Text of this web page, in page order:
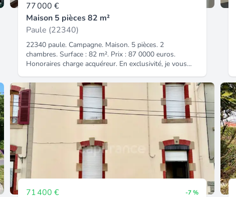
77 000 €
Maison 5 pièces 82 m²
Paule (22340)
22340 paule. Campagne. Maison. 5 pièces. 2
chambres. Surface : 82 m². Prix : 87 0000 euros.
Honoraires charge acquéreur. En exclusivité, je vous
ardoises avec son jardin, sans vis à vis malgré sa
mitoyenneté, dans un endroit calme sans proximité de
route, proche de plévin. Elle se compose ainsi : entrée
sur salle à manger de 25 m², cuisine (10 m²) donnant
sur petite terrasse, salle de bain (4,50 m²), wc séparé,
salon (27 m²). Etage : 2 petites chambres chauffage
electrique plus cheminée assainissement : fosse
septique. Cave 35 m² env. Dpe : classe e. Ges : classe c
estimation des coûts annuels d'énergie du logement
abonnement compris : 1400 euros à 1950 euros. (les
coûts sont estimés en fonction du caractère de votre
logement et pour une utilisation standard pour 5
71 400 € -7 %